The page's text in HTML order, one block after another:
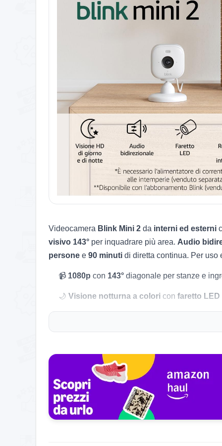
Videocamera Blink Mini 2 da interni ed esterni
visivo 143° per inquadrare più area. Audio
persone e 90 minuti di diretta continua. Per uso
📹 1080p con 143° diagonale per stanze e
🌙 Visione notturna a colori con faretto LED
Uso esterno alimentatore
📱 App Blinkper notifiche, dirette e
🧠90 minuti di live continua con piano attivo
🧰Montaggiocon supporto e viti in